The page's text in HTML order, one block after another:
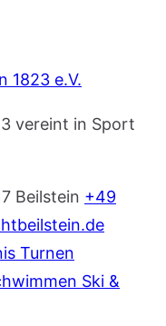
1823 e.V.
vereint in Sport
Beilstein +49
Turnen
Ski &